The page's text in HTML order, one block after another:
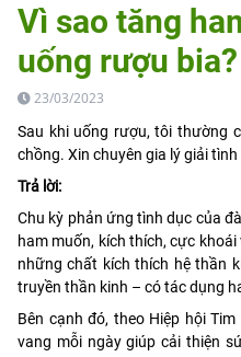
Vì sao tăng
uống rượu bia?
23/03/2023
Sau khi uống rượu, tôi thường
chồng. Xin chuyên gia lý giải
Trả lời:
Chu kỳ phản ứng tình dục của
ham muốn, kích thích, cực
những chất kích thích hệ thần
truyền thần kinh – có tác dụng
Bên cạnh đó, theo Hiệp hội
vang mỗi ngày giúp cải thiện